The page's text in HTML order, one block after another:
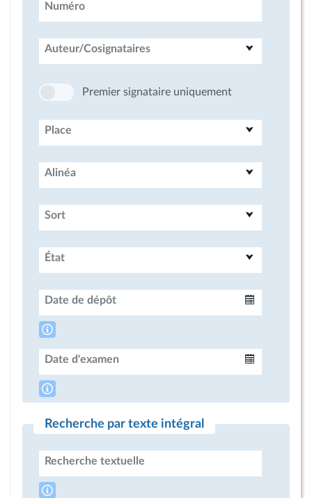
Numéro
Auteur/Cosignataires
Premier signataire uniquement
Place
Alinéa
Sort
État
Date de dépôt
Date d'examen
Recherche par texte intégral
Recherche textuelle